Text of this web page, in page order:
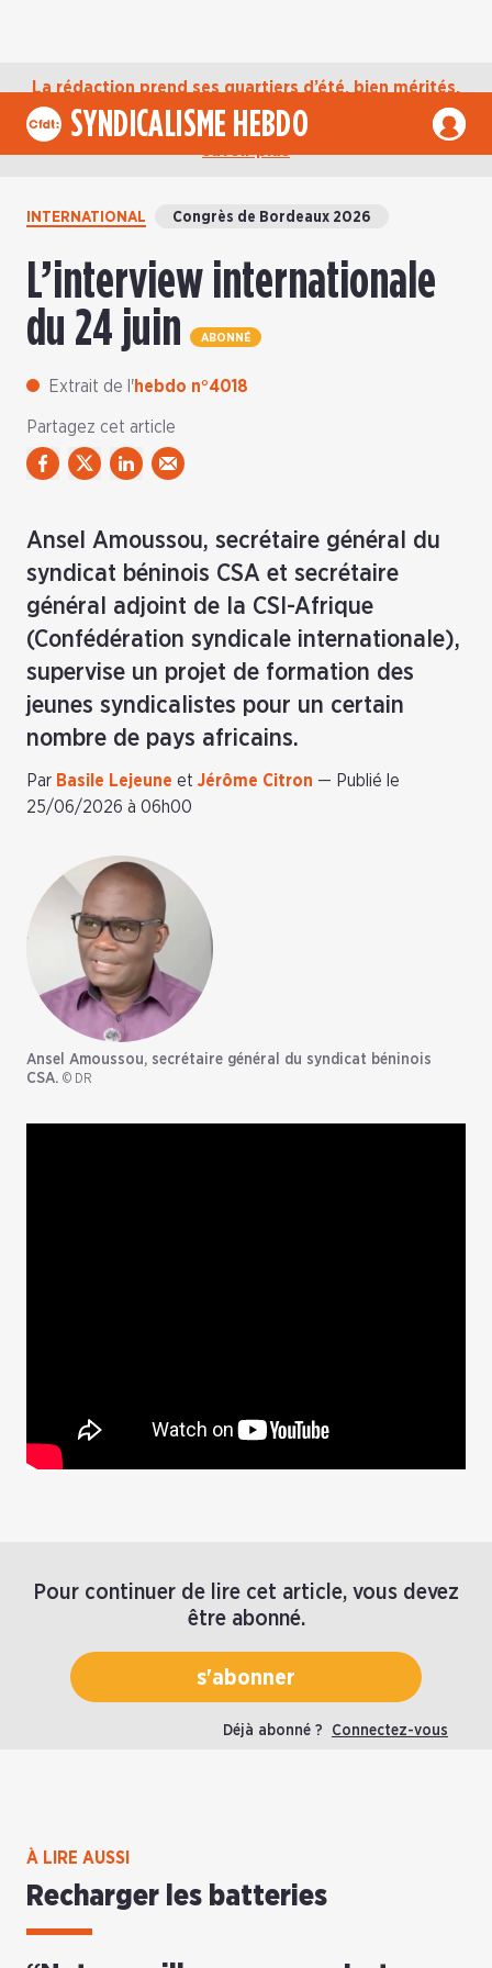
La rédaction prend ses quartiers d’été, bien mérités,
jusqu’au mardi 1er septembre. D’ici là, retrouvez
l’actualité de la CFDT sur notre compte Bluesky. En
SYNDICALISME HEBDO
INTERNATIONAL Congrès de Bordeaux 2026
L’interview internationale
du 24 juin
ABONNÉ
Extrait de l'hebdo n°4018
Partagez cet article
Ansel Amoussou, secrétaire général du
syndicat béninois CSA et secrétaire
général adjoint de la CSI-Afrique
(Confédération syndicale internationale),
supervise un projet de formation des
jeunes syndicalistes pour un certain
nombre de pays africains.
Par Basile Lejeune et Jérôme Citron — Publié le
25/06/2026 à 06h00
Ansel Amoussou, secrétaire général du syndicat béninois
CSA. © DR
Pour continuer de lire cet article, vous devez
être abonné.
s'abonner
Déjà abonné ? Connectez-vous
À LIRE AUSSI
Recharger les batteries